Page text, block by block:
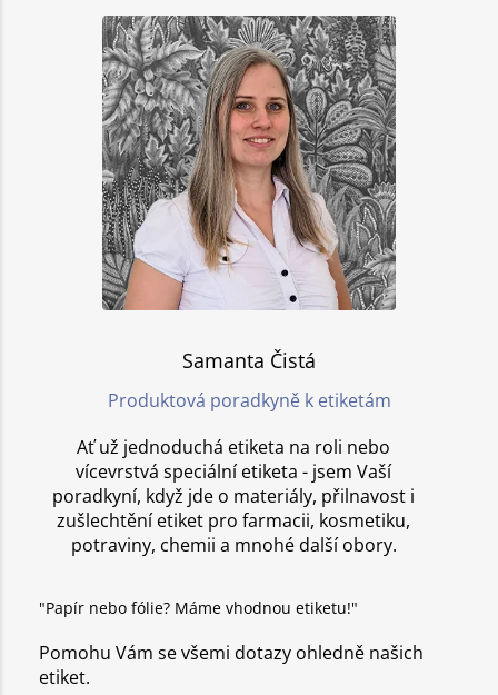
Samanta Čistá
Produktová poradkyně k etiketám
Ať už jednoduchá etiketa na roli nebo
vícevrstvá speciální etiketa - jsem Vaší
poradkyní, když jde o materiály, přilnavost i
zušlechtění etiket pro farmacii, kosmetiku,
potraviny, chemii a mnohé další obory.
"Papír nebo fólie? Máme vhodnou etiketu!"
Pomohu Vám se všemi dotazy ohledně našich
etiket.